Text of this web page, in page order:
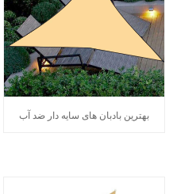
بهترین بادبان های سایه دار ضد آب